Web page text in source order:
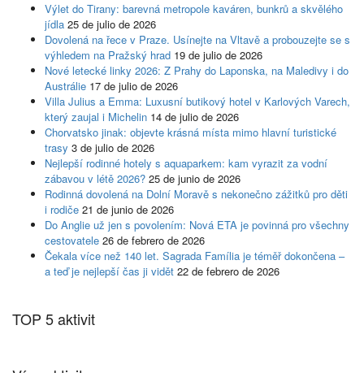
Výlet do Tirany: barevná metropole kaváren, bunkrů a skvělého
jídla 25 de julio de 2026
Dovolená na řece v Praze. Usínejte na Vltavě a probouzejte se s
výhledem na Pražský hrad 19 de julio de 2026
Nové letecké linky 2026: Z Prahy do Laponska, na Maledivy i do
Austrálie 17 de julio de 2026
Villa Julius a Emma: Luxusní butikový hotel v Karlových Varech,
který zaujal i Michelin 14 de julio de 2026
Chorvatsko jinak: objevte krásná místa mimo hlavní turistické
trasy 3 de julio de 2026
Nejlepší rodinné hotely s aquaparkem: kam vyrazit za vodní
zábavou v létě 2026? 25 de junio de 2026
Rodinná dovolená na Dolní Moravě s nekonečno zážitků pro děti
i rodiče 21 de junio de 2026
Do Anglie už jen s povolením: Nová ETA je povinná pro všechny
cestovatele 26 de febrero de 2026
Čekala více než 140 let. Sagrada Família je téměř dokončena –
a teď je nejlepší čas ji vidět 22 de febrero de 2026
TOP 5 aktivit